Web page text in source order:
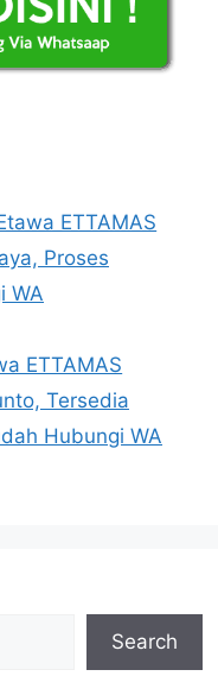
ETTAMAS
Proses
WA
ETTAMAS
Tersedia
Hubungi WA
Search